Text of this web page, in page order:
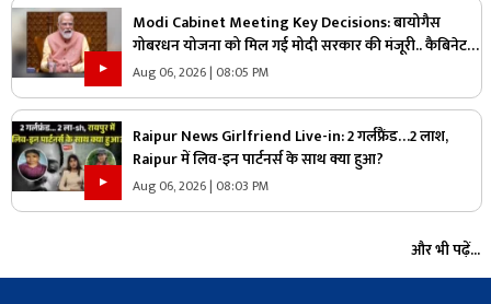
Modi Cabinet Meeting Key Decisions: बायोगैस
गोबरधन योजना को मिल गई मोदी सरकार की मंजूरी.. कैबिनेट
का बड़ा फैसला, जानें इस स्कीम पर कितना होगा खर्च
Aug 06, 2026 | 08:05 PM
Raipur News Girlfriend Live-in: 2 गर्लफ्रैंड…2 लाश,
Raipur में लिव-इन पार्टनर्स के साथ क्या हुआ?
Aug 06, 2026 | 08:03 PM
और भी पढ़ें...